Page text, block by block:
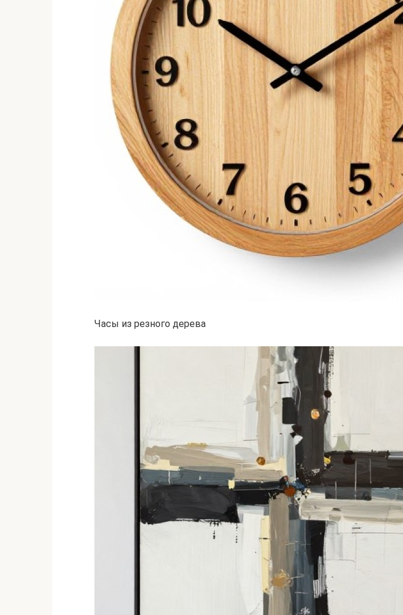
Часы из резного дерева